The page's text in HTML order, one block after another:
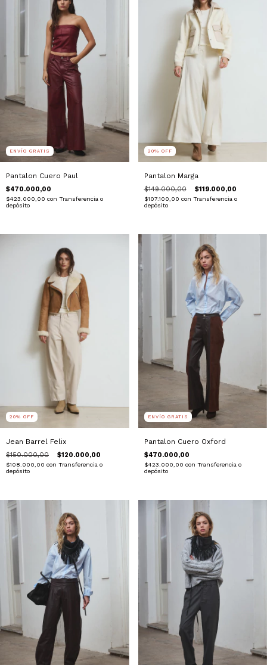
ENVÍO GRATIS
Pantalon Cuero Paul
$470.000,00
$423.000,00 con Transferencia o
depósito
20% OFF
Pantalon Marga
$149.000,00 $119.000,00
$107.100,00 con Transferencia o
depósito
20% OFF
Jean Barrel Felix
$150.000,00 $120.000,00
$108.000,00 con Transferencia o
depósito
ENVÍO GRATIS
Pantalon Cuero Oxford
$470.000,00
$423.000,00 con Transferencia o
depósito